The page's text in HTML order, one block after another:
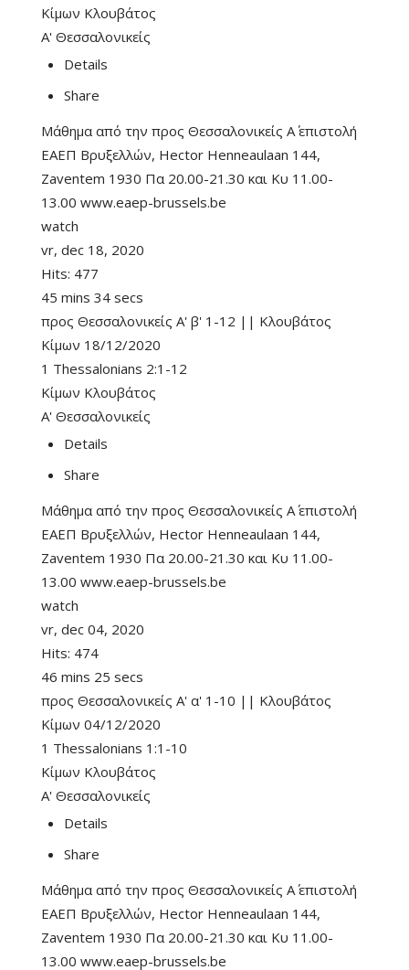
Κίμων Κλουβάτος
Α' Θεσσαλονικείς
Details
Share
Μάθημα από την προς Θεσσαλονικείς Α΄ επιστολή
ΕΑΕΠ Βρυξελλών, Hector Henneaulaan 144,
Zaventem 1930 Πα 20.00-21.30 και Κυ 11.00-
13.00 www.eaep-brussels.be
watch
vr, dec 18, 2020
Hits: 477
45 mins 34 secs
προς Θεσσαλονικείς Α' β' 1-12 || Κλουβάτος
Κίμων 18/12/2020
1 Thessalonians 2:1-12
Κίμων Κλουβάτος
Α' Θεσσαλονικείς
Details
Share
Μάθημα από την προς Θεσσαλονικείς Α΄ επιστολή
ΕΑΕΠ Βρυξελλών, Hector Henneaulaan 144,
Zaventem 1930 Πα 20.00-21.30 και Κυ 11.00-
13.00 www.eaep-brussels.be
watch
vr, dec 04, 2020
Hits: 474
46 mins 25 secs
προς Θεσσαλονικείς Α' α' 1-10 || Κλουβάτος
Κίμων 04/12/2020
1 Thessalonians 1:1-10
Κίμων Κλουβάτος
Α' Θεσσαλονικείς
Details
Share
Μάθημα από την προς Θεσσαλονικείς Α΄ επιστολή
ΕΑΕΠ Βρυξελλών, Hector Henneaulaan 144,
Zaventem 1930 Πα 20.00-21.30 και Κυ 11.00-
13.00 www.eaep-brussels.be